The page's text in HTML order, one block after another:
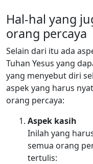
Hal-hal yang
orang percaya
Selain dari itu ada
Tuhan Yesus yang
yang menyebut diri
aspek yang harus
orang percaya:
Aspek kasih
Inilah yang
semua orang
tertulis: